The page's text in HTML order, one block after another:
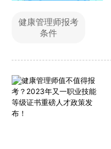
健康管理师报考
条件